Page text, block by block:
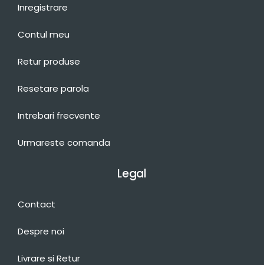
Inregistrare
Contul meu
Retur produse
Resetare parola
Intrebari frecvente
Urmareste comanda
Legal
Contact
Despre noi
Livrare si Retur